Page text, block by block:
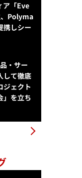
ア「Eve
Polyma
携しシー
・サー
して徹底
ジェクト
」を立ち